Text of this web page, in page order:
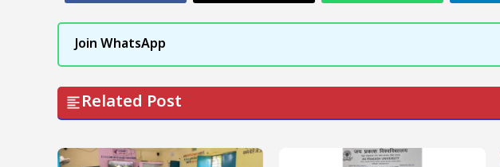
Join WhatsApp
Related Post